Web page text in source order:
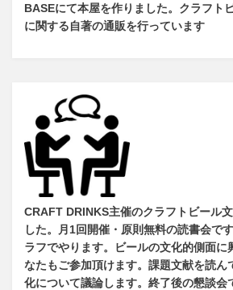
BASEにて本屋を作りました。クラフト
に関する自著の通販を行っています
CRAFT DRINKS主催のクラフトビール
した。
月1回開催・原則無料の読書会で
ラフでやります。
ビールの文化的側面に
なたもご参加頂けます。 課題文献を読ん
化について議論します。 終了後の懇談会